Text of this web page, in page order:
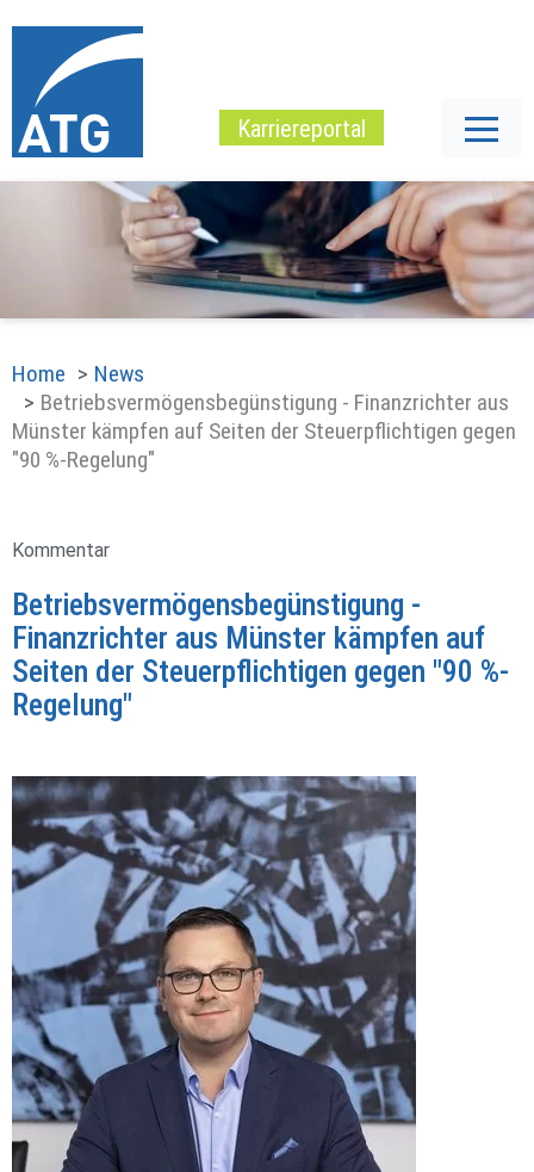
Karriereportal
Home
News
Betriebsvermögensbegünstigung - Finanzrichter aus
Münster kämpfen auf Seiten der Steuerpflichtigen gegen
"90 %-Regelung"
Kommentar
Betriebsvermögensbegünstigung -
Finanzrichter aus Münster kämpfen auf
Seiten der Steuerpflichtigen gegen "90 %-
Regelung"